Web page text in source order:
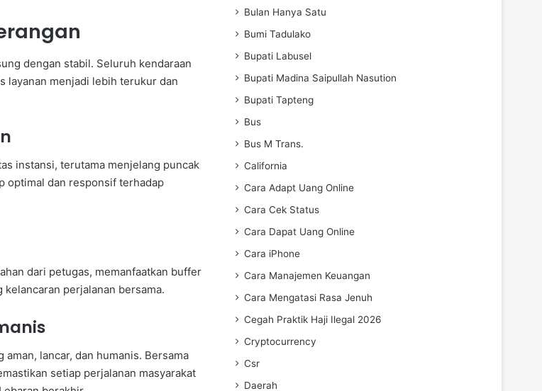
dengan stabil. Seluruh kendaraan
layanan menjadi lebih terukur dan
instansi, terutama menjelang puncak
optimal dan responsif terhadap
dari petugas, memanfaatkan buffer
perjalanan bersama.
lancar, dan humanis. Bersama
setiap perjalanan masyarakat
Bulan Hanya Satu
Bumi Tadulako
Bupati Labusel
Bupati Madina Saipullah Nasution
Bupati Tapteng
Bus
Bus M Trans.
California
Cara Adapt Uang Online
Cara Cek Status
Cara Dapat Uang Online
Cara iPhone
Cara Manajemen Keuangan
Cara Mengatasi Rasa Jenuh
Cegah Praktik Haji Ilegal 2026
Cryptocurrency
Csr
Daerah